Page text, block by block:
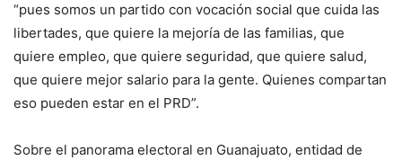
“pues somos un partido con vocación social que cuida las
libertades, que quiere la mejoría de las familias, que
quiere empleo, que quiere seguridad, que quiere salud,
que quiere mejor salario para la gente. Quienes compartan
eso pueden estar en el PRD”.
Sobre el panorama electoral en Guanajuato, entidad de